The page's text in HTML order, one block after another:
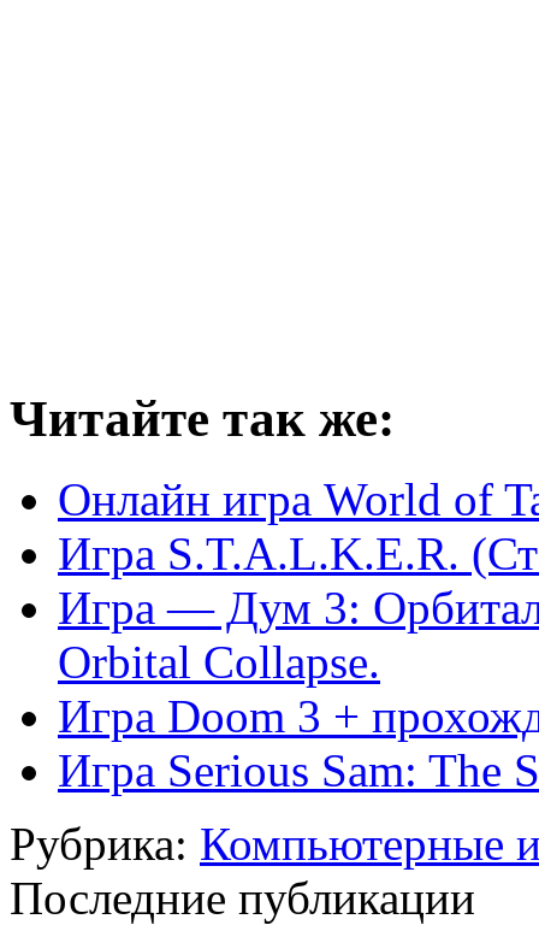
Читайте так же:
Онлайн игра World of
Игра S.T.A.L.K.E.R.
Игра — Дум 3:
Orbital Collapse.
Игра Doom 3 +
Игра Serious Sam: The
Рубрика: Компьютерные
Последние публикации